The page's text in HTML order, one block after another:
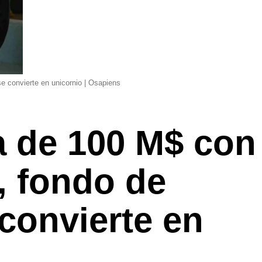
convierte en unicornio | Osapiens
100 M$ con
fondo de
en